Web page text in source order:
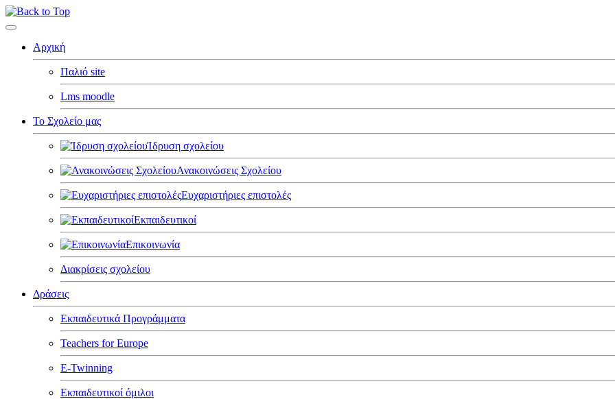
Αρχική
Παλιό site
Lms moodle
Το Σχολείο μας
Ίδρυση σχολείου
Ανακοινώσεις Σχολείου
Ευχαριστήριες επιστολές
Εκπαιδευτικοί
Επικοινωνία
Διακρίσεις σχολείου
Δράσεις
Εκπαιδευτικά Προγράμματα
Teachers for Europe
E-Twinning
Εκπαιδευτικοί όμιλοι